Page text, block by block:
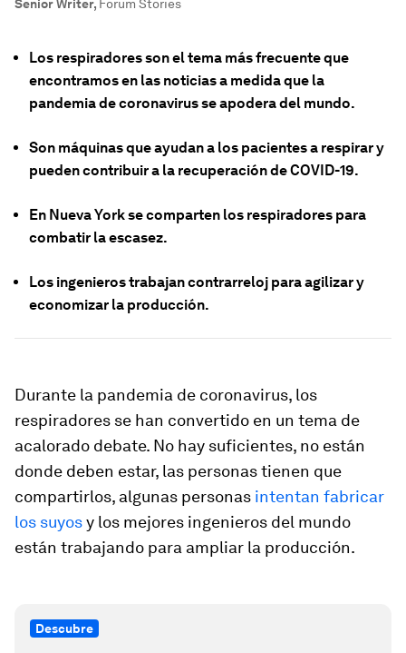
Senior Writer, Forum Stories
Los respiradores son el tema más frecuente que
encontramos en las noticias a medida que la
pandemia de coronavirus se apodera del mundo.
Son máquinas que ayudan a los pacientes a respirar y
pueden contribuir a la recuperación de COVID-19.
En Nueva York se comparten los respiradores para
combatir la escasez.
Los ingenieros trabajan contrarreloj para agilizar y
economizar la producción.
Durante la pandemia de coronavirus, los
respiradores se han convertido en un tema de
acalorado debate. No hay suficientes, no están
donde deben estar, las personas tienen que
compartirlos, algunas personas intentan fabricar
los suyosy los mejores ingenieros del mundo
están trabajando para ampliar la producción.
Descubre